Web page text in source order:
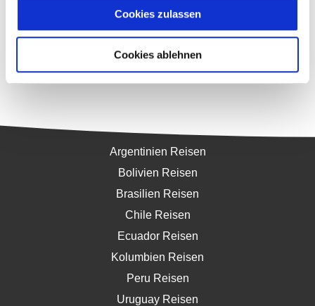
Cookies zulassen
Cookies ablehnen
Argentinien Reisen
Bolivien Reisen
Brasilien Reisen
Chile Reisen
Ecuador Reisen
Kolumbien Reisen
Peru Reisen
Uruguay Reisen